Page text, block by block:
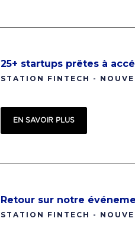
25+ startups prêtes à
STATION FINTECH -
EN SAVOIR PLUS
Retour sur notre
STATION FINTECH -